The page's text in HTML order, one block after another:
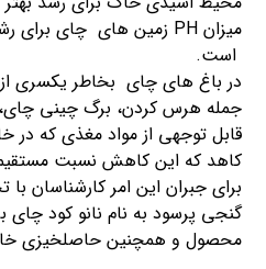
است.
در باغ های چای بخاطر یکسری
جمله هرس کردن، برگ چینی
قابل توجهی از مواد مغذی که
کاهد که این کاهش نسبت
برای جبران این امر کارشناسان با
گنجی پرسود به نام نانو کود چای
محصول و همچنین حاصلخیزی